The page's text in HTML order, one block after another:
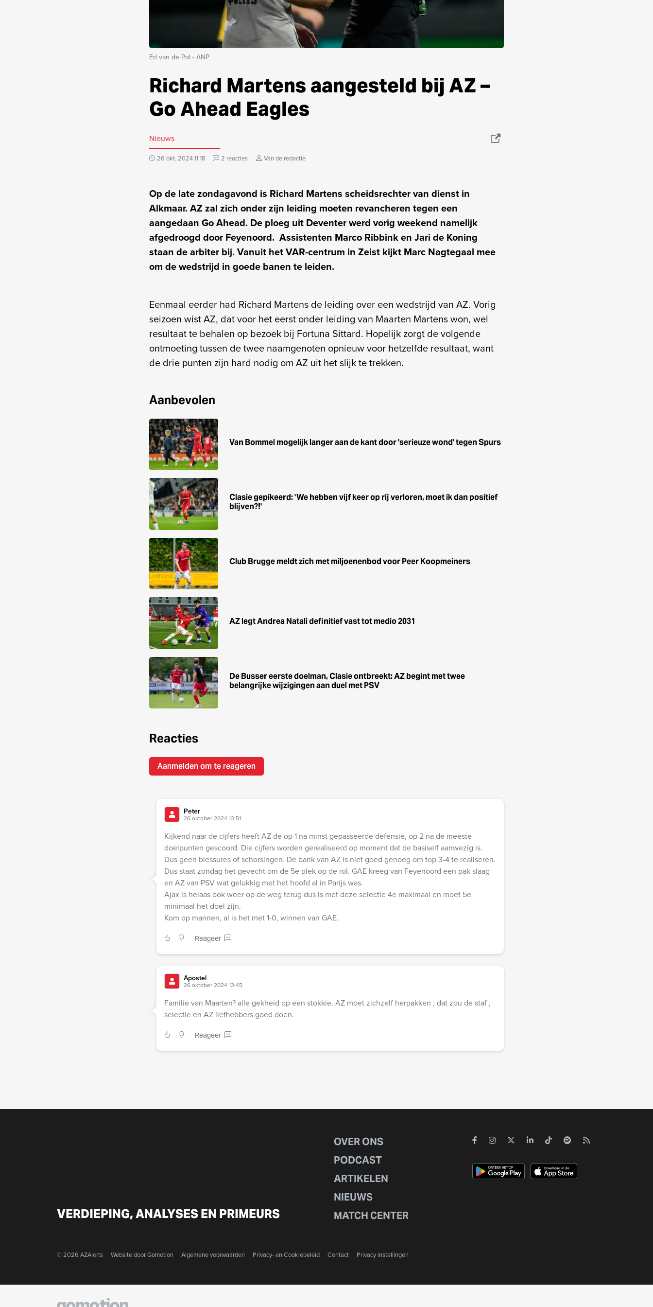
Ed van de Pol - ANP
Richard Martens aangesteld bij AZ –
Go Ahead Eagles
Nieuws
26 okt. 2024 11:18 2 reacties Van de redactie
Op de late zondagavond is Richard Martens scheidsrechter van dienst in
Alkmaar. AZ zal zich onder zijn leiding moeten revancheren tegen een
aangedaan Go Ahead. De ploeg uit Deventer werd vorig weekend namelijk
afgedroogd door Feyenoord. Assistenten Marco Ribbink en Jari de Koning
staan de arbiter bij. Vanuit het VAR-centrum in Zeist kijkt Marc Nagtegaal mee
om de wedstrijd in goede banen te leiden.
Eenmaal eerder had Richard Martens de leiding over een wedstrijd van AZ. Vorig
seizoen wist AZ, dat voor het eerst onder leiding van Maarten Martens won, wel
resultaat te behalen op bezoek bij Fortuna Sittard. Hopelijk zorgt de volgende
ontmoeting tussen de twee naamgenoten opnieuw voor hetzelfde resultaat, want
de drie punten zijn hard nodig om AZ uit het slijk te trekken.
Aanbevolen
Van Bommel mogelijk langer aan de kant door 'serieuze wond' tegen Spurs
Clasie gepikeerd: 'We hebben vijf keer op rij verloren, moet ik dan positief
blijven?!'
Club Brugge meldt zich met miljoenenbod voor Peer Koopmeiners
AZ legt Andrea Natali definitief vast tot medio 2031
De Busser eerste doelman, Clasie ontbreekt: AZ begint met twee
belangrijke wijzigingen aan duel met PSV
Reacties
Aanmelden om te reageren
Peter
26 oktober 2024 13:51
Kijkend naar de cijfers heeft AZ de op 1 na minst gepasseerde defensie, op 2 na de meeste
doelpunten gescoord. Die cijfers worden gerealiseerd op moment dat de basiself aanwezig is.
Dus geen blessures of schorsingen. De bank van AZ is niet goed genoeg om top 3-4 te realiseren.
Dus staat zondag het gevecht om de 5e plek op de rol. GAE kreeg van Feyenoord een pak slaag
en AZ van PSV wat gelukkig met het hoofd al in Parijs was.
Ajax is helaas ook weer op de weg terug dus is met deze selectie 4e maximaal en moet 5e
minimaal het doel zijn.
Kom op mannen, al is het met 1-0, winnen van GAE.
Reageer
Apostel
26 oktober 2024 13:45
Familie van Maarten? alle gekheid op een stokkie. AZ moet zichzelf herpakken , dat zou de staf ,
selectie en AZ liefhebbers goed doen.
Reageer
VERDIEPING, ANALYSES EN PRIMEURS
OVER ONS
PODCAST
ARTIKELEN
NIEUWS
MATCH CENTER
© 2026 AZAlerts Website doorGomotion Algemene voorwaarden Privacy- en Cookiebeleid Contact Privacy instellingen